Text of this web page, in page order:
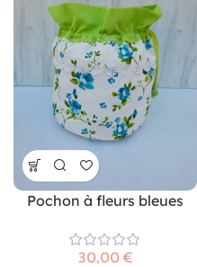
Pochon à fleurs bleues
€